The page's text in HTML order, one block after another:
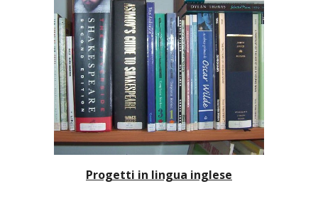
Progetti in lingua inglese